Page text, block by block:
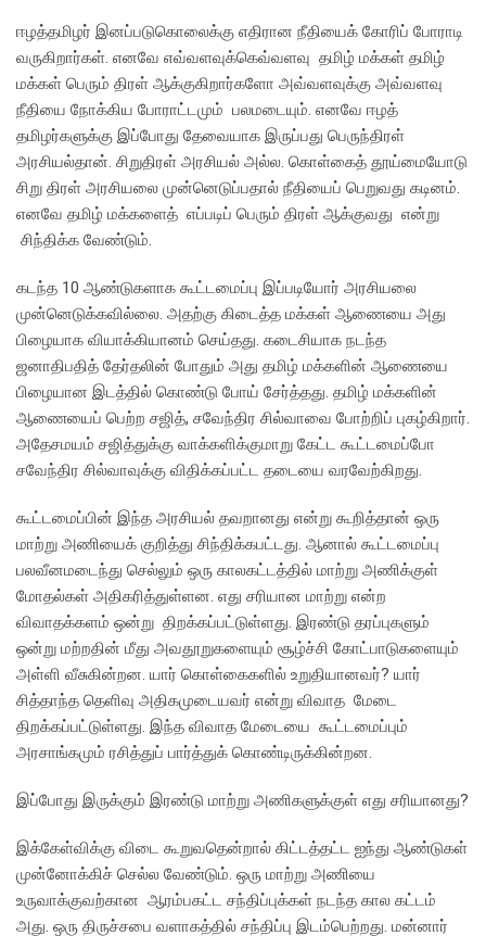
ஈழத்தமிழர் இனப்படுகொலைக்கு எதிரான நீதியைக் கோரிப் போராடி
வருகிறார்கள். எனவே எவ்வளவுக்கெவ்வளவு தமிழ் மக்கள் தமிழ்
மக்கள் பெரும் திரள் ஆக்குகிறார்களோ அவ்வளவுக்கு அவ்வளவு
நீதியை நோக்கிய போராட்டமும் பலமடையும். எனவே ஈழத்
தமிழர்களுக்கு இப்போது தேவையாக இருப்பது பெருந்திரள்
அரசியல்தான். சிறுதிரள் அரசியல் அல்ல. கொள்கைத் தூய்மையோடு
சிறு திரள் அரசியலை முன்னெடுப்பதால் நீதியைப் பெறுவது கடினம்.
எனவே தமிழ் மக்களைத் எப்படிப் பெரும் திரள் ஆக்குவது என்று
சிந்திக்க வேண்டும்.
கடந்த 10 ஆண்டுகளாக கூட்டமைப்பு இப்படியோர் அரசியலை
முன்னெடுக்கவில்லை. அதற்கு கிடைத்த மக்கள் ஆணையை அது
பிழையாக வியாக்கியானம் செய்தது. கடைசியாக நடந்த
ஜனாதிபதித் தேர்தலின் போதும் அது தமிழ் மக்களின் ஆணையை
பிழையான இடத்தில் கொண்டு போய் சேர்த்தது. தமிழ் மக்களின்
ஆணையைப் பெற்ற சஜித், சவேந்திர சில்வாவை போற்றிப் புகழ்கிறார்.
அதேசமயம் சஜித்துக்கு வாக்களிக்குமாறு கேட்ட கூட்டமைப்போ
சவேந்திர சில்வாவுக்கு விதிக்கப்பட்ட தடையை வரவேற்கிறது.
கூட்டமைப்பின் இந்த அரசியல் தவறானது என்று கூறித்தான் ஒரு
மாற்று அணியைக் குறித்து சிந்திக்கபட்டது. ஆனால் கூட்டமைப்பு
பலவீனமடைந்து செல்லும் ஒரு காலகட்டத்தில் மாற்று அணிக்குள்
மோதல்கள் அதிகரித்துள்ளன. எது சரியான மாற்று என்ற
விவாதக்களம் ஒன்று திறக்கப்பட்டுள்ளது. இரண்டு தரப்புகளும்
ஒன்று மற்றதின் மீது அவதூறுகளையும் சூழ்ச்சி கோட்பாடுகளையும்
அள்ளி வீசுகின்றன. யார் கொள்கைகளில் உறுதியானவர்? யார்
சித்தாந்த தெளிவு அதிகமுடையவர் என்று விவாத மேடை
திறக்கப்பட்டுள்ளது. இந்த விவாத மேடையை கூட்டமைப்பும்
அரசாங்கமும் ரசித்துப் பார்த்துக் கொண்டிருக்கின்றன.
இப்போது இருக்கும் இரண்டு மாற்று அணிகளுக்குள் எது சரியானது?
இக்கேள்விக்கு விடை கூறுவதென்றால் கிட்டத்தட்ட ஐந்து ஆண்டுகள்
முன்னோக்கிச் செல்ல வேண்டும். ஒரு மாற்று அணியை
உருவாக்குவற்கான ஆரம்பகட்ட சந்திப்புக்கள் நடந்த கால கட்டம்
அது. ஒரு திருச்சபை வளாகத்தில் சந்திப்பு இடம்பெற்றது. மன்னார்